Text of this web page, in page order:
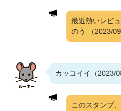
最近熱いレビ
のう
（2023/
カッコイイ（2023/
このスタンプ